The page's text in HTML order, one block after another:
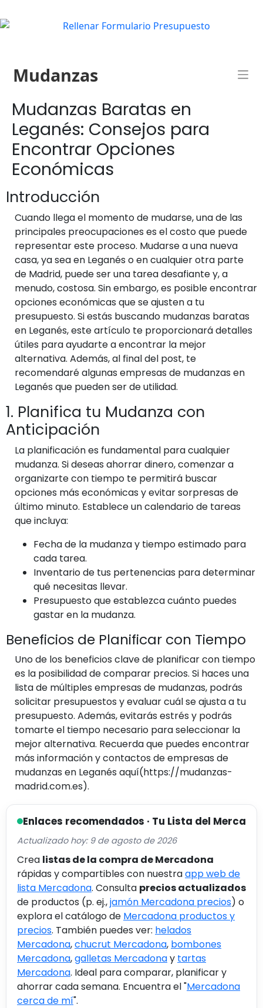
Mudanzas
Mudanzas Baratas en
Leganés: Consejos para
Encontrar Opciones
Económicas
Introducción
Cuando llega el momento de mudarse, una de las
principales preocupaciones es el costo que puede
representar este proceso. Mudarse a una nueva
casa, ya sea en Leganés o en cualquier otra parte
de Madrid, puede ser una tarea desafiante y, a
menudo, costosa. Sin embargo, es posible encontrar
opciones económicas que se ajusten a tu
presupuesto. Si estás buscando mudanzas baratas
en Leganés, este artículo te proporcionará detalles
útiles para ayudarte a encontrar la mejor
alternativa. Además, al final del post, te
recomendaré algunas empresas de mudanzas en
Leganés que pueden ser de utilidad.
1. Planifica tu Mudanza con
Anticipación
La planificación es fundamental para cualquier
mudanza. Si deseas ahorrar dinero, comenzar a
organizarte con tiempo te permitirá buscar
opciones más económicas y evitar sorpresas de
último minuto. Establece un calendario de tareas
que incluya:
Fecha de la mudanza y tiempo estimado para
cada tarea.
Inventario de tus pertenencias para determinar
qué necesitas llevar.
Presupuesto que establezca cuánto puedes
gastar en la mudanza.
Beneficios de Planificar con Tiempo
Uno de los beneficios clave de planificar con tiempo
es la posibilidad de comparar precios. Si haces una
lista de múltiples empresas de mudanzas, podrás
solicitar presupuestos y evaluar cuál se ajusta a tu
presupuesto. Además, evitarás estrés y podrás
tomarte el tiempo necesario para seleccionar la
mejor alternativa. Recuerda que puedes encontrar
más información y contactos de empresas de
mudanzas en Leganés aquí(https://mudanzas-
madrid.com.es).
Enlaces recomendados · Tu Lista del Merca
Actualizado hoy: 9 de agosto de 2026
Crea listas de la compra de Mercadona
rápidas y compartibles con nuestraapp web de
lista Mercadona. Consulta precios actualizados
de productos (p. ej.,jamón Mercadona precios) o
explora el catálogo de Mercadona productos y
precios. También puedes ver: helados
Mercadona,chucrut Mercadona, bombones
Mercadona,galletas Mercadonay tartas
Mercadona. Ideal para comparar, planificar y
ahorrar cada semana. Encuentra el "Mercadona
cerca de mí".